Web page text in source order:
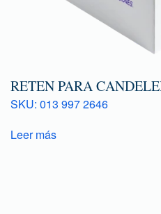
RETEN PARA
SKU: 013 997 2646
Leer más